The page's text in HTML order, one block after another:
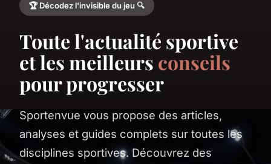
🏆 Décodez l'invisible du jeu 🔍
Toute l'actualité sportive
et les meilleurs conseils
pour progresser
Sportenvue vous propose des articles,
analyses et guides complets sur toutes les
disciplines sportives. Découvrez des